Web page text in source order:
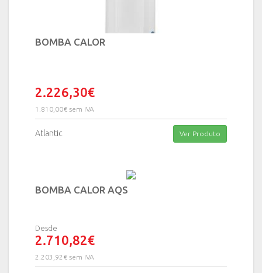
BOMBA CALOR
2.226,30€
1.810,00€ sem IVA
Atlantic Ver Produto
BOMBA CALOR AQS
Desde
2.710,82€
2.203,92€ sem IVA